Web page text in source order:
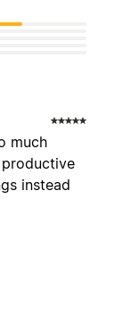
much
instead